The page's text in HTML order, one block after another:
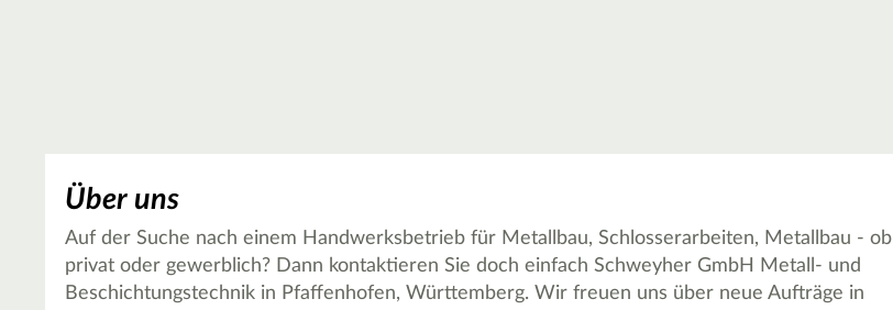
Über uns
Auf der Suche nach einem Handwerksbetrieb für Metallbau, Schlosserarbeiten, Metallbau - ob
privat oder gewerblich? Dann kontaktieren Sie doch einfach Schweyher GmbH Metall- und
Beschichtungstechnik in Pfaffenhofen, Württemberg. Wir freuen uns über neue Aufträge in